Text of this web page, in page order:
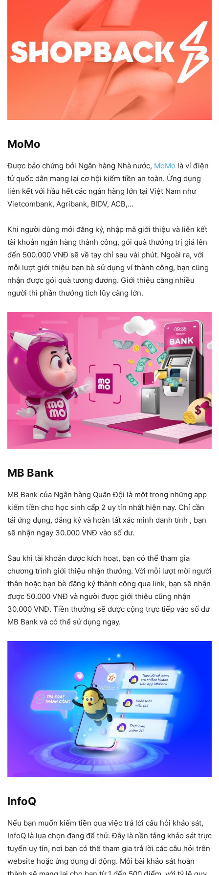
MoMo
Được bảo chứng bởi Ngân hàng Nhà nước, MoMo là ví điện
tử quốc dân mang lại cơ hội kiếm tiền an toàn. Ứng dụng
liên kết với hầu hết các ngân hàng lớn tại Việt Nam như
Vietcombank, Agribank, BIDV, ACB,…
Khi người dùng mới đăng ký, nhập mã giới thiệu và liên kết
tài khoản ngân hàng thành công, gói quà thưởng trị giá lên
đến 500.000 VNĐ sẽ về tay chỉ sau vài phút. Ngoài ra, với
mỗi lượt giới thiệu bạn bè sử dụng ví thành công, bạn cũng
nhận được gói quà tương đương. Giới thiệu càng nhiều
người thì phần thưởng tích lũy càng lớn.
MB Bank
MB Bank của Ngân hàng Quân Đội là một trong những app
kiếm tiền cho học sinh cấp 2 uy tín nhất hiện nay. Chỉ cần
tải ứng dụng, đăng ký và hoàn tất xác minh danh tính , bạn
sẽ nhận ngay 30.000 VNĐ vào số dư.
Sau khi tài khoản được kích hoạt, bạn có thể tham gia
chương trình giới thiệu nhận thưởng. Với mỗi lượt mời người
thân hoặc bạn bè đăng ký thành công qua link, bạn sẽ nhận
được 50.000 VNĐ và người được giới thiệu cũng nhận
30.000 VNĐ. Tiền thưởng sẽ được cộng trực tiếp vào số dư
MB Bank và có thể sử dụng ngay.
InfoQ
Nếu bạn muốn kiếm tiền qua việc trả lời câu hỏi khảo sát,
InfoQ là lựa chọn đang để thử. Đây là nền tảng khảo sát trực
tuyến uy tín, nơi bạn có thể tham gia trả lời các câu hỏi trên
website hoặc ứng dụng di động. Mỗi bài khảo sát hoàn